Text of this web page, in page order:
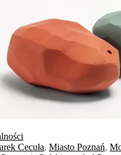
Cecuła, Miasto Poznań,